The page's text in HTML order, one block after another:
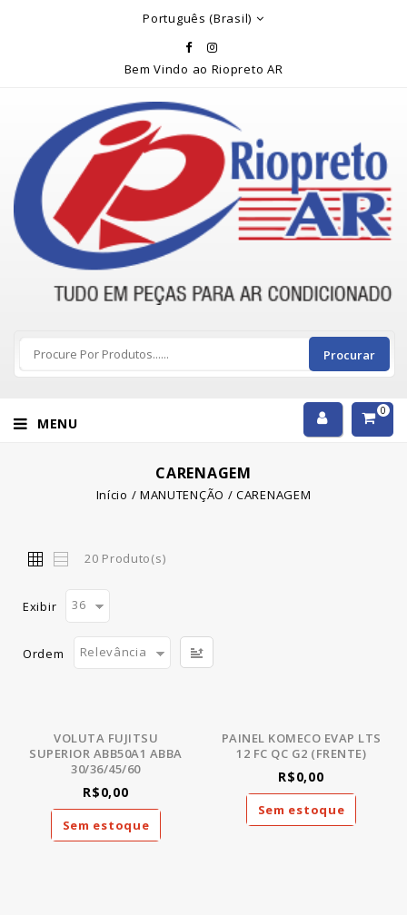
Português (Brasil)
Bem Vindo ao Riopreto AR
Procurar
MENU
0
CARENAGEM
Início / MANUTENÇÃO /CARENAGEM
20 Produto(s)
Exibir 36
Ordem Relevância
VOLUTA FUJITSU
SUPERIOR ABB50A1 ABBA
30/36/45/60
R$0,00
Sem estoque
PAINEL KOMECO EVAP LTS
12 FC QC G2 (FRENTE)
R$0,00
Sem estoque